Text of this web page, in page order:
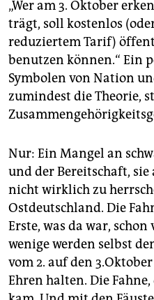
„Wer am 3. Oktober
trägt, soll kostenlos
reduziertem Tarif)
benutzen können.“ Ein
Symbolen von Nation
zumindest die Theorie,
Nur: Ein Mangel an
und der Bereitschaft, sie
nicht wirklich zu
Ostdeutschland. Die
Erste, was da war,
wenige werden selbst
vom 2. auf den
Ehren halten. Die